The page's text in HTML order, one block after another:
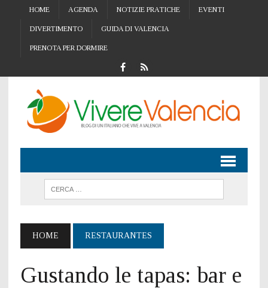
HOME AGENDA NOTIZIE PRATICHE EVENTI
DIVERTIMENTO GUIDA DI VALENCIA
PRENOTA PER DORMIRE
HOME RESTAURANTES
Gustando le tapas: bar e